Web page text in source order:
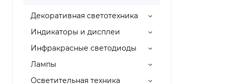
Декоративная светотехника
Индикаторы и дисплеи
Инфракрасные светодиоды
Лампы
Осветительная техника